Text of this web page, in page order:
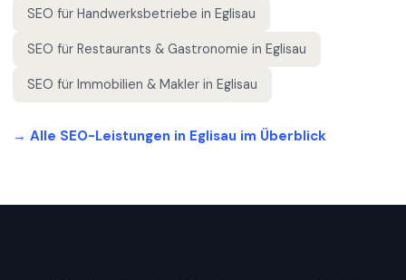
SEO für Handwerksbetriebe in Eglisau
SEO für Restaurants & Gastronomie in Eglisau
SEO für Immobilien & Makler in Eglisau
→ Alle SEO-Leistungen in Eglisau im Überblick